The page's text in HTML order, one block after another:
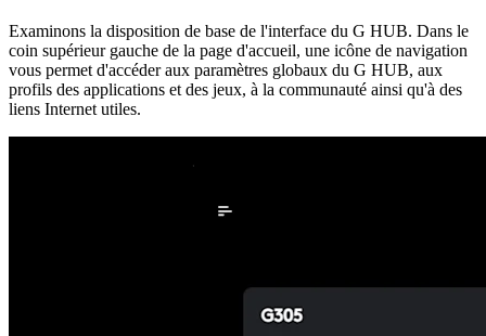
Examinons la disposition de base de l'interface du G HUB. Dans le
coin supérieur gauche de la page d'accueil, une icône de navigation
vous permet d'accéder aux paramètres globaux du G HUB, aux
profils des applications et des jeux, à la communauté ainsi qu'à des
liens Internet utiles.